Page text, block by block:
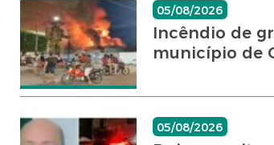
05/08/2026
Incêndio de
município de
05/08/2026